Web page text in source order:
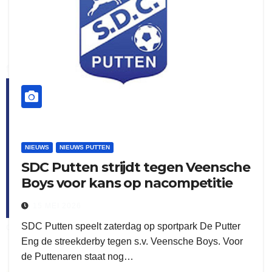
kleijer
ook adverteren
NIEUWS NIEUWS PUTTEN
SDC Putten strijdt tegen Veensche
Boys voor kans op nacompetitie
SDC Putten speelt zaterdag op sportpark De Putter
Eng de streekderby tegen s.v. Veensche Boys. Voor
de Puttenaren staat nog…